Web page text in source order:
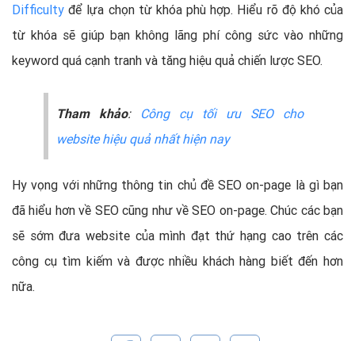
Difficulty để lựa chọn từ khóa phù hợp. Hiểu rõ độ khó của
từ khóa sẽ giúp bạn không lãng phí công sức vào những
keyword quá cạnh tranh và tăng hiệu quả chiến lược SEO.
Tham khảo: Công cụ tối ưu SEO cho
website hiệu quả nhất hiện nay
Hy vọng với những thông tin chủ đề SEO on-page là gì bạn
đã hiểu hơn về SEO cũng như về SEO on-page. Chúc các bạn
sẽ sớm đưa website của mình đạt thứ hạng cao trên các
công cụ tìm kiếm và được nhiều khách hàng biết đến hơn
nữa.